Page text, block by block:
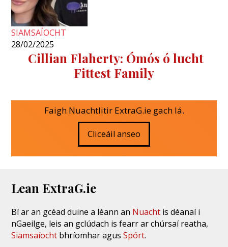
SIAMSAÍOCHT
28/02/2025
Cillian Flaherty: Ómós ó lucht
Fittest Family
Faigh Nuachtlitir ExtraG.ie gach lá.
Cliceáil anseo
Lean ExtraG.ie
Bí ar an gcéad duine a léann an Nuacht is déanaí i
nGaeilge, leis an gclúdach is fearr ar chúrsaí reatha,
Siamsaíocht bhríomhar agusSpórt.